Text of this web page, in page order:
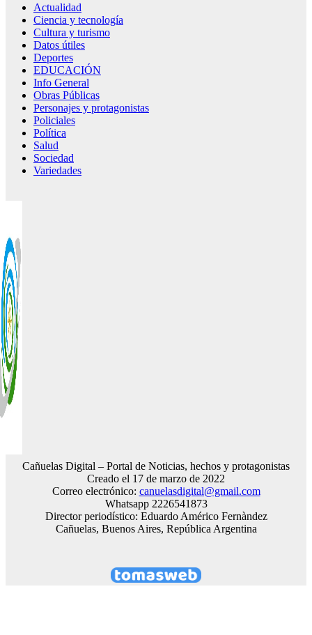
Actualidad
Ciencia y tecnología
Cultura y turismo
Datos útiles
Deportes
EDUCACIÓN
Info General
Obras Públicas
Personajes y protagonistas
Policiales
Política
Salud
Sociedad
Variedades
Cañuelas Digital – Portal de Noticias, hechos y protagonistas
Creado el 17 de marzo de 2022
Correo electrónico: canuelasdigital@gmail.com
Whatsapp 2226541873
Director periodístico: Eduardo Américo Fernàndez
Cañuelas, Buenos Aires, República Argentina